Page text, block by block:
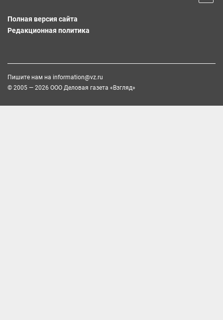
Полная версия сайта
Редакционная политика
Пишите нам на information@vz.ru
© 2005 — 2026 ООО Деловая газета «Взгляд»